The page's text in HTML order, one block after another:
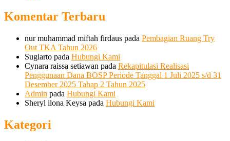
Komentar Terbaru
nur muhammad miftah firdaus pada Pembagian Ruang Try
Out TKA Tahun 2026
Sugiarto pada Hubungi Kami
Cynara raissa setiawan pada Rekapitulasi Realisasi
Penggunaan Dana BOSP Periode Tanggal 1 Juli 2025 s/d 31
Desember 2025 Tahap 2 Tahun 2025
Admin pada Hubungi Kami
Sheryl ilona Keysa pada Hubungi Kami
Kategori